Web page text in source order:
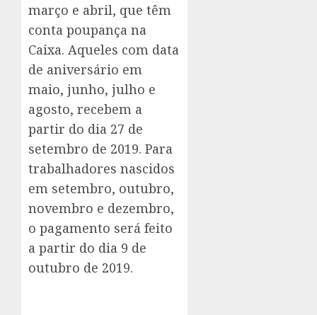
março e abril, que têm
conta poupança na
Caixa. Aqueles com data
de aniversário em
maio, junho, julho e
agosto, recebem a
partir do dia 27 de
setembro de 2019. Para
trabalhadores nascidos
em setembro, outubro,
novembro e dezembro,
o pagamento será feito
a partir do dia 9 de
outubro de 2019.